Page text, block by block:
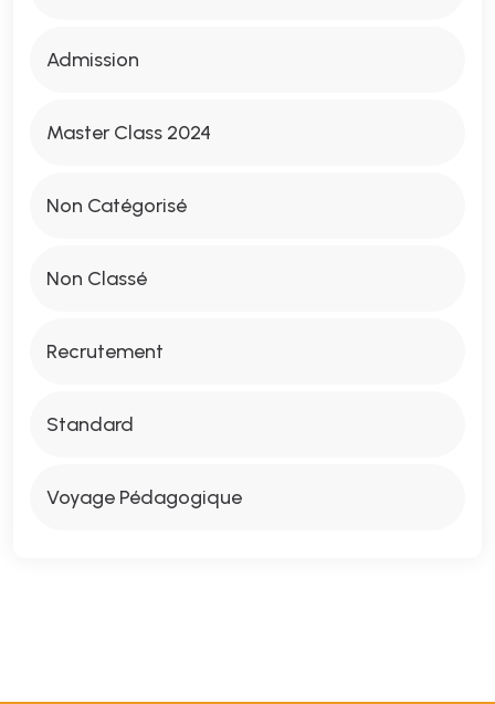
Admission
Master Class 2024
Non Catégorisé
Non Classé
Recrutement
Standard
Voyage Pédagogique